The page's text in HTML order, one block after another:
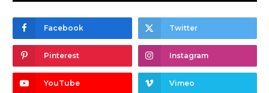
Facebook Twitter
Pinterest Instagram
YouTube Vimeo